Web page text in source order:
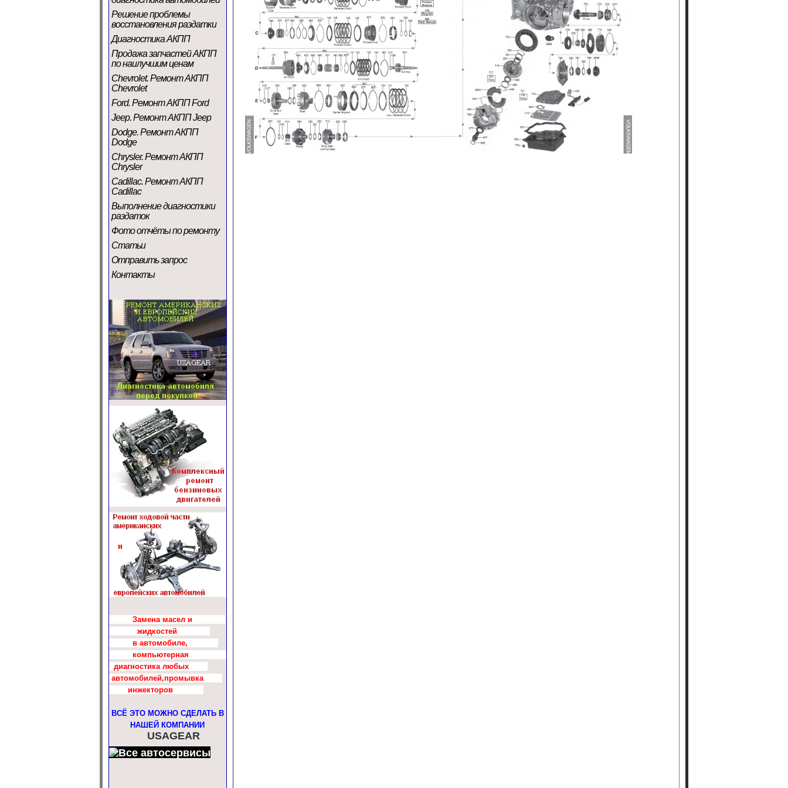
Решение проблемы
восстановления раздатки
Диагностика АКПП
Продажа запчастей АКПП
по наилучшим ценам
Chevrolet. Ремонт АКПП
Chevrolet
Ford. Ремонт АКПП Ford
Jeep. Ремонт АКПП Jeep
Dodge. Ремонт АКПП
Dodge
Chrysler. Ремонт АКПП
Chrysler
Cadillac. Ремонт АКПП
Cadillac
Выполнение диагностики
раздаток
Фото отчёты по ремонту
Статьи
Отправить запрос
Контакты
Замена масел и
жидкостей
в автомобиле,
компьютерная
диагностика любых
автомобилей,промывка
инжекторов
ВСЁ ЭТО МОЖНО СДЕЛАТЬ В
НАШЕЙ КОМПАНИИ
USAGEAR